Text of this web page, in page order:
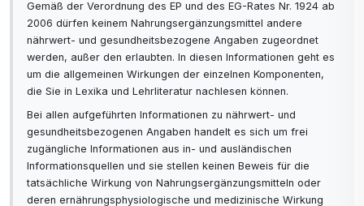
Rinderkollagen: Enthält häufig Kollagen
vom Typ I und III, das für die Gesundheit
von Haut, Haaren, Nägeln und Gelenken
nützlich ist.
Schweinekollagen: Ähnlich wie
Rinderkollagen ist auch Schweinekollagen
reich an Kollagen des Typs I und III und
kann positive Auswirkungen auf Haut und
Gelenke haben.
Fischkollagen: Enthält häufig Typ-I-
Gemäß der Verordnung des EP und des EG-Rates Nr. 1924 ab
2006 dürfen keinem Nahrungsergänzungsmittel andere
nährwert- und gesundheitsbezogene Angaben zugeordnet
werden, außer den erlaubten. In diesen Informationen geht es
um die allgemeinen Wirkungen der einzelnen Komponenten,
die Sie in Lexika und Lehrliteratur nachlesen können.
Bei allen aufgeführten Informationen zu nährwert- und
gesundheitsbezogenen Angaben handelt es sich um frei
zugängliche Informationen aus in- und ausländischen
Informationsquellen und sie stellen keinen Beweis für die
tatsächliche Wirkung von Nahrungsergänzungsmitteln oder
deren ernährungsphysiologische und medizinische Wirkung